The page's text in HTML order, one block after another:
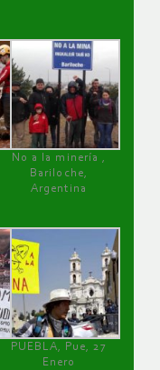
No a la minería ,
Bariloche,
Argentina
PUEBLA, Pue, 27
Enero